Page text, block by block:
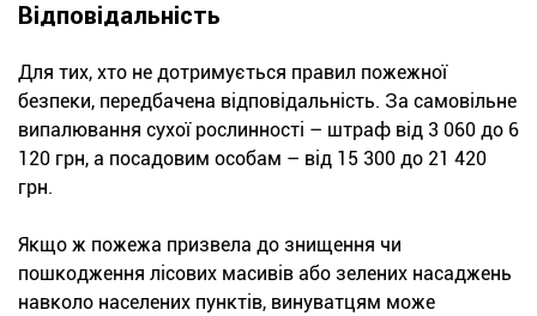
Відповідальність
Для тих, хто не дотримується правил пожежної
безпеки, передбачена відповідальність. За самовільне
випалювання сухої рослинності – штраф від 3 060 до 6
120 грн, а посадовим особам – від 15 300 до 21 420
грн.
Якщо ж пожежа призвела до знищення чи
пошкодження лісових масивів або зелених насаджень
навколо населених пунктів, винуватцям може